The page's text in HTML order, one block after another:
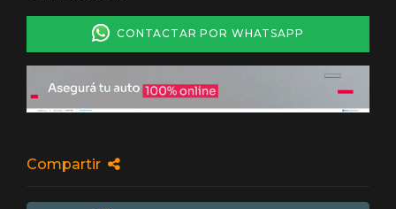
CONTACTAR POR WHATSAPP
Compartir